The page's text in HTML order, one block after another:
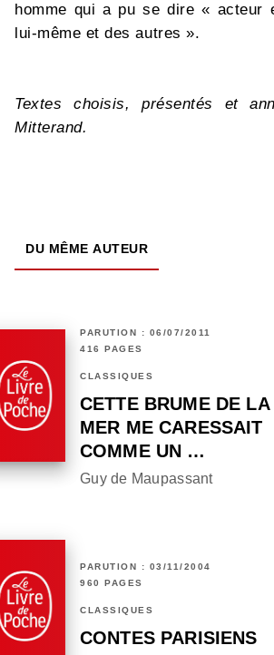
homme qui a pu se dire « acteur
lui-même et des autres ».
Textes choisis, présentés et
Mitterand.
DU MÊME AUTEUR
PARUTION : 06/07/2011
416 PAGES
CLASSIQUES
CETTE BRUME DE LA
MER ME CARESSAIT
COMME UN …
Guy de Maupassant
PARUTION : 03/11/2004
960 PAGES
CLASSIQUES
CONTES PARISIENS